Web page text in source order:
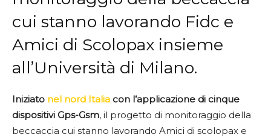
cui stanno lavorando Fidc e
Amici di Scolopax insieme
all’Università di Milano.
Iniziato nel nord Italia con l’applicazione di cinque
dispositivi Gps-Gsm, il progetto di monitoraggio della
beccaccia cui stanno lavorando Amici di scolopax e